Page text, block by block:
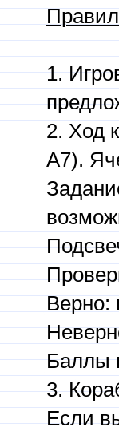
1.
2. Ход
А7).
Верно:
Баллы
3.
Если